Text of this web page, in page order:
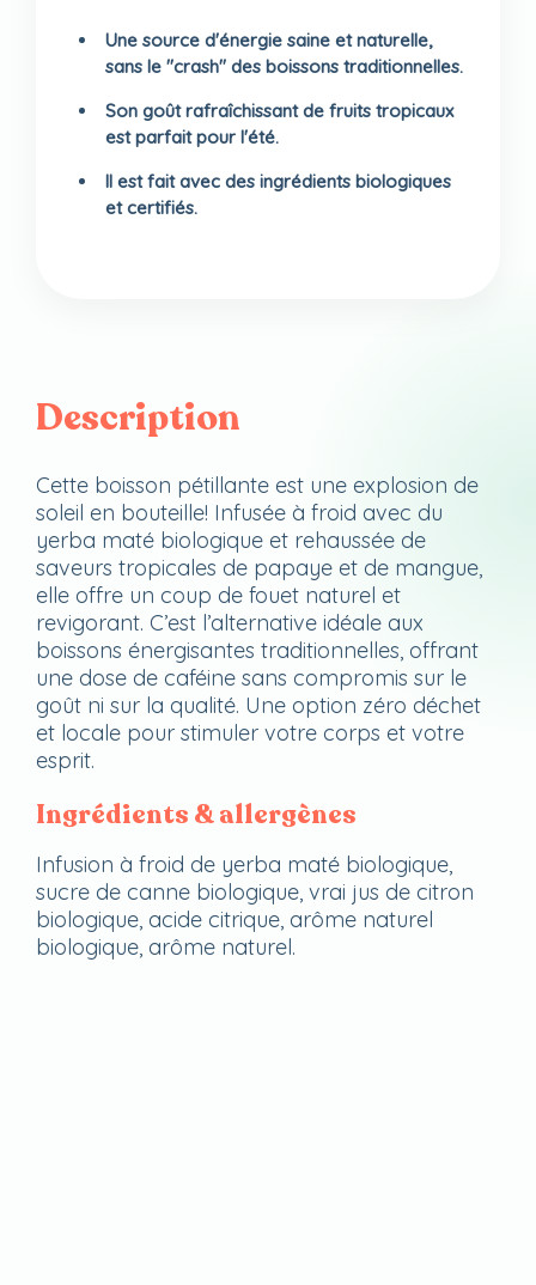
Description
Cette boisson pétillante est une explosion de
soleil en bouteille! Infusée à froid avec du
yerba maté biologique et rehaussée de
saveurs tropicales de papaye et de mangue,
elle offre un coup de fouet naturel et
revigorant. C’est l’alternative idéale aux
boissons énergisantes traditionnelles, offrant
une dose de caféine sans compromis sur le
goût ni sur la qualité. Une option zéro déchet
et locale pour stimuler votre corps et votre
esprit.
Ingrédients & allergènes
Infusion à froid de yerba maté biologique,
sucre de canne biologique, vrai jus de citron
biologique, acide citrique, arôme naturel
biologique, arôme naturel.
Une source d'énergie saine et naturelle,
sans le "crash" des boissons traditionnelles.
Son goût rafraîchissant de fruits tropicaux
est parfait pour l'été.
Il est fait avec des ingrédients biologiques
et certifiés.